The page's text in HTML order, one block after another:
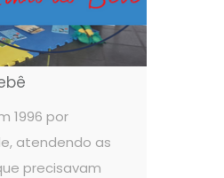
1996 por
atendendo as
precisavam